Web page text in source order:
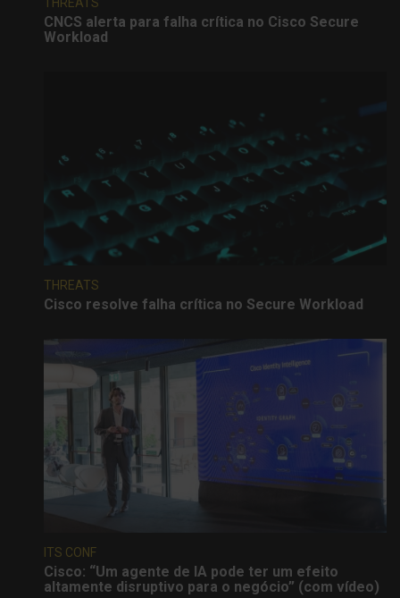
THREATS
CNCS alerta para falha crítica no Cisco Secure
Workload
THREATS
Cisco resolve falha crítica no Secure Workload
ITS CONF
Cisco: “Um agente de IA pode ter um efeito
altamente disruptivo para o negócio” (com vídeo)